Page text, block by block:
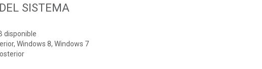
SISTEMA
disponible
Windows 8, Windows 7